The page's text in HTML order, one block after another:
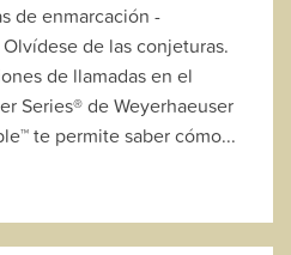
de enmarcación -
de las conjeturas.
de llamadas en el
Series® de Weyerhaeuser
te permite saber cómo...